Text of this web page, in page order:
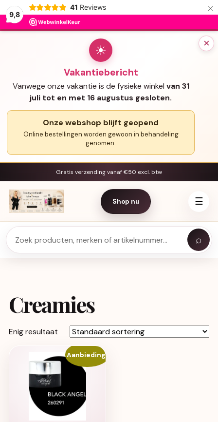
9,8
41 Reviews ×
×
☀
Vakantiebericht
Vanwege onze vakantie is de fysieke winkel van 31
juli tot en met 16 augustus gesloten.
Onze webshop blijft geopend
Online bestellingen worden gewoon in behandeling
genomen.
Gratis verzending vanaf €50 excl. btw
Shop nu ☰
⌕
Creamies
Enig resultaat
Aanbieding!